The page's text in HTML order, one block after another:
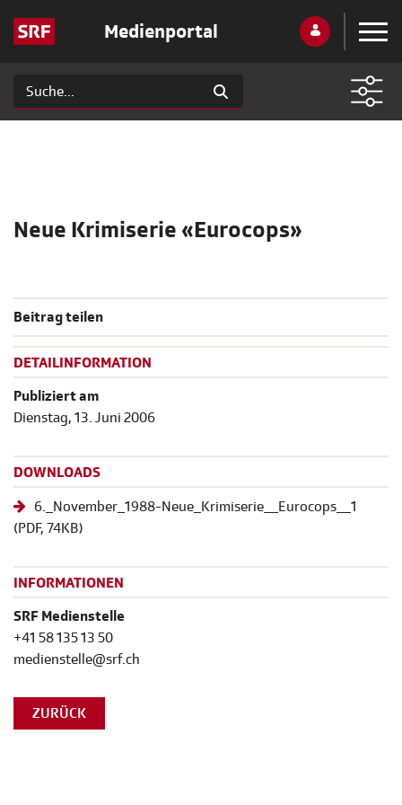
Medienportal
Neue Krimiserie «Eurocops»
Beitrag teilen
DETAILINFORMATION
Publiziert am
Dienstag, 13. Juni 2006
DOWNLOADS
6._November_1988-Neue_Krimiserie__Eurocops__1
(PDF, 74KB)
INFORMATIONEN
SRF Medienstelle
+41 58 135 13 50
medienstelle@srf.ch
ZURÜCK